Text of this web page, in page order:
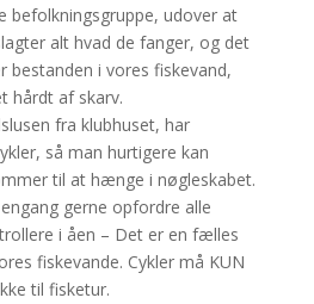
befolkningsgruppe, udover at
alt hvad de fanger, og det
bestanden i vores fiskevand,
hårdt af skarv.
fra klubhuset, har
så man hurtigere kan
til at hænge i nøgleskabet.
gerne opfordre alle
i åen – Det er en fælles
fiskevande. Cykler må KUN
til fisketur.